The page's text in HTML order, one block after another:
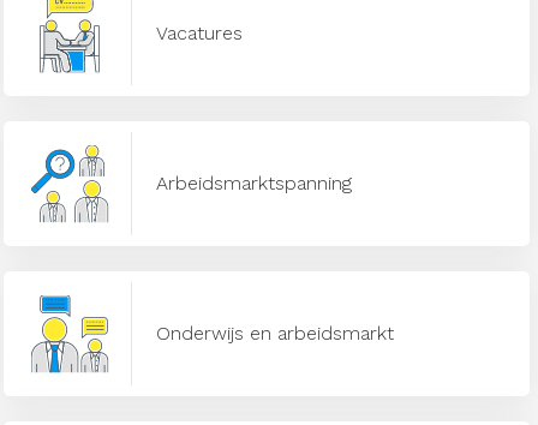
Vacatures
Arbeidsmarktspanning
Onderwijs en arbeidsmarkt